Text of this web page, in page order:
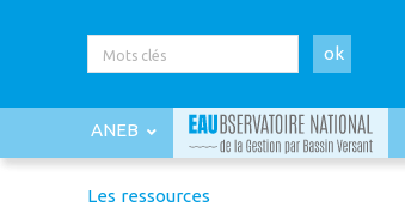
ok
ANEB
Les ressources